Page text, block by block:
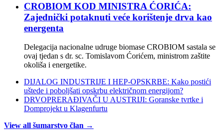
CROBIOM KOD MINISTRA ĆORIĆA:
Zajednički potaknuti veće korištenje drva kao
energenta
Delegacija nacionalne udruge biomase CROBIOM sastala se
ovaj tjedan s dr. sc. Tomislavom Ćorićem, ministrom zaštite
okoliša i energetike.
DIJALOG INDUSTRIJE I HEP-OPSKRBE: Kako postići
uštede i poboljšati opskrbu električnom energijom?
DRVOPRERAĐIVAČI U AUSTRIJI: Goranske tvrtke i
Domprojekt u Klagenfurtu
View all šumarstvo član →